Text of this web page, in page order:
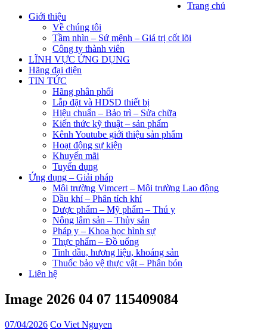
Trang chủ
Giới thiệu
Về chúng tôi
Tầm nhìn – Sứ mệnh – Giá trị cốt lõi
Công ty thành viên
LĨNH VỰC ỨNG DỤNG
Hãng đại diện
TIN TỨC
Hãng phân phối
Lắp đặt và HDSD thiết bị
Hiệu chuẩn – Bảo trì – Sửa chữa
Kiến thức kỹ thuật – sản phẩm
Kênh Youtube giới thiệu sản phẩm
Hoạt động sự kiện
Khuyến mãi
Tuyển dụng
Ứng dụng – Giải pháp
Môi trường Vimcert – Môi trường Lao động
Dầu khí – Phân tích khí
Dược phẩm – Mỹ phẩm – Thú y
Nông lâm sản – Thủy sản
Pháp y – Khoa học hình sự
Thực phẩm – Đồ uống
Tinh dầu, hương liệu, khoáng sản
Thuốc bảo vệ thực vật – Phân bón
Liên hệ
Image 2026 04 07 115409084
07/04/2026 Co Viet Nguyen